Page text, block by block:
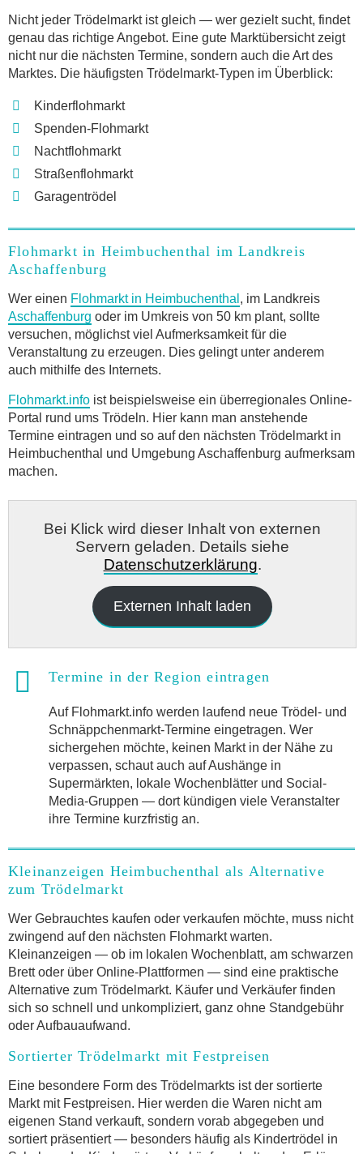
Nicht jeder Trödelmarkt ist gleich — wer gezielt sucht, findet
genau das richtige Angebot. Eine gute Marktübersicht zeigt
nicht nur die nächsten Termine, sondern auch die Art des
Marktes. Die häufigsten Trödelmarkt-Typen im Überblick:
Kinderflohmarkt
Spenden-Flohmarkt
Nachtflohmarkt
Straßenflohmarkt
Garagentrödel
Flohmarkt in Heimbuchenthal im Landkreis
Aschaffenburg
Wer einen Flohmarkt in Heimbuchenthal , im Landkreis
Aschaffenburg oder im Umkreis von 50 km plant, sollte
versuchen, möglichst viel Aufmerksamkeit für die
Veranstaltung zu erzeugen. Dies gelingt unter anderem
auch mithilfe des Internets.
Flohmarkt.info ist beispielsweise ein überregionales Online-
Portal rund ums Trödeln. Hier kann man anstehende
Termine eintragen und so auf den nächsten Trödelmarkt in
Heimbuchenthal und Umgebung Aschaffenburg aufmerksam
machen.
Bei Klick wird dieser Inhalt von externen
Servern geladen. Details siehe
Datenschutzerklärung.
Externen Inhalt laden
Termine in der Region eintragen
Auf Flohmarkt.info werden laufend neue Trödel- und
Schnäppchenmarkt-Termine eingetragen. Wer
sichergehen möchte, keinen Markt in der Nähe zu
verpassen, schaut auch auf Aushänge in
Supermärkten, lokale Wochenblätter und Social-
Media-Gruppen — dort kündigen viele Veranstalter
ihre Termine kurzfristig an.
Kleinanzeigen Heimbuchenthal als Alternative
zum Trödelmarkt
Wer Gebrauchtes kaufen oder verkaufen möchte, muss nicht
zwingend auf den nächsten Flohmarkt warten.
Kleinanzeigen — ob im lokalen Wochenblatt, am schwarzen
Brett oder über Online-Plattformen — sind eine praktische
Alternative zum Trödelmarkt. Käufer und Verkäufer finden
sich so schnell und unkompliziert, ganz ohne Standgebühr
oder Aufbauaufwand.
Sortierter Trödelmarkt mit Festpreisen
Eine besondere Form des Trödelmarkts ist der sortierte
Markt mit Festpreisen. Hier werden die Waren nicht am
eigenen Stand verkauft, sondern vorab abgegeben und
sortiert präsentiert — besonders häufig als Kindertrödel in